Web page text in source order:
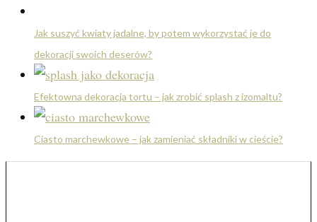
Jak suszyć kwiaty jadalne, by potem wykorzystać je do
dekoracji swoich deserów?
Efektowna dekoracja tortu – jak zrobić splash z izomaltu?
Ciasto marchewkowe – jak zamieniać składniki w cieście?